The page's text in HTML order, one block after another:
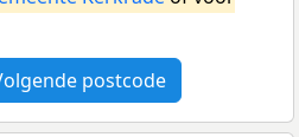
postcode